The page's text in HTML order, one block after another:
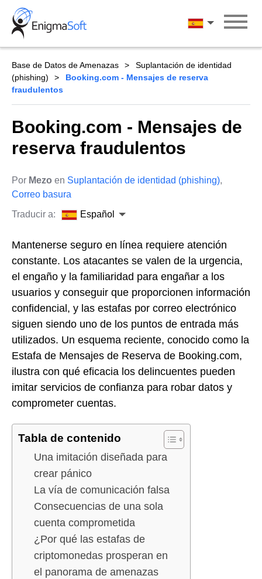
Skip
content
Español
Base de Datos de Amenazas
Suplantación de identidad
(phishing)
Booking.com - Mensajes de reserva
fraudulentos
Booking.com - Mensajes de
reserva fraudulentos
Por Mezo en Suplantación de identidad (phishing),
Correo basura
Traducir a:
Español
Mantenerse seguro en línea requiere atención
constante. Los atacantes se valen de la urgencia,
el engaño y la familiaridad para engañar a los
usuarios y conseguir que proporcionen información
confidencial, y las estafas por correo electrónico
siguen siendo uno de los puntos de entrada más
utilizados. Un esquema reciente, conocido como la
Estafa de Mensajes de Reserva de Booking.com,
ilustra con qué eficacia los delincuentes pueden
imitar servicios de confianza para robar datos y
comprometer cuentas.
Tabla de contenido
Una imitación diseñada para
crear pánico
La vía de comunicación falsa
Consecuencias de una sola
cuenta comprometida
¿Por qué las estafas de
criptomonedas prosperan en
el panorama de amenazas